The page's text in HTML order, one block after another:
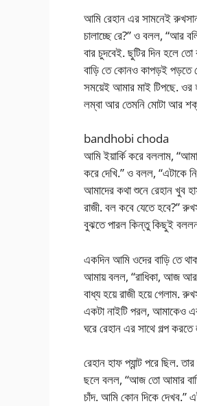
আমি রেহান এর সামনেই
চালাচ্ছে রে?” ও বলল, “আর
বার চুদবেই. ছুটির দিন হলে
বাড়ি তে কোনও কাপড়ই পড়তে
সময়েই আমার মাই টিপছে. ওর
লম্বা আর তেমনি মোটা আর
bandhobi choda
আমি ইয়ার্কি করে বললাম,
করে দেখি.” ও বলল, “এটাকে
আমাদের কথা শুনে রেহান খুব
রাজী. বল কবে যেতে হবে?”
বুঝতে পারল কিন্তু কিছুই
একদিন আমি ওদের বাড়ি তে
আমায় বলল, “রাধিকা, আজ আর
বাধ্য হয়ে রাজী হয়ে গেলাম.
একটা নাইটি পরল, আমাকেও
ঘরে রেহান এর সাথে গল্প
রেহান হাফ প্যান্ট পরে ছিল.
ছলে বলল, “আজ তো আমার
চাঁদ. আমি কোন দিকে দেখব.”